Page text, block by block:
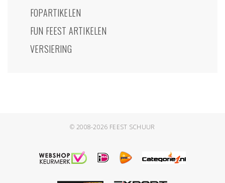
FOPARTIKELEN
FUN FEEST ARTIKELEN
VERSIERING
© 2008-2026 FEEST SCHUUR